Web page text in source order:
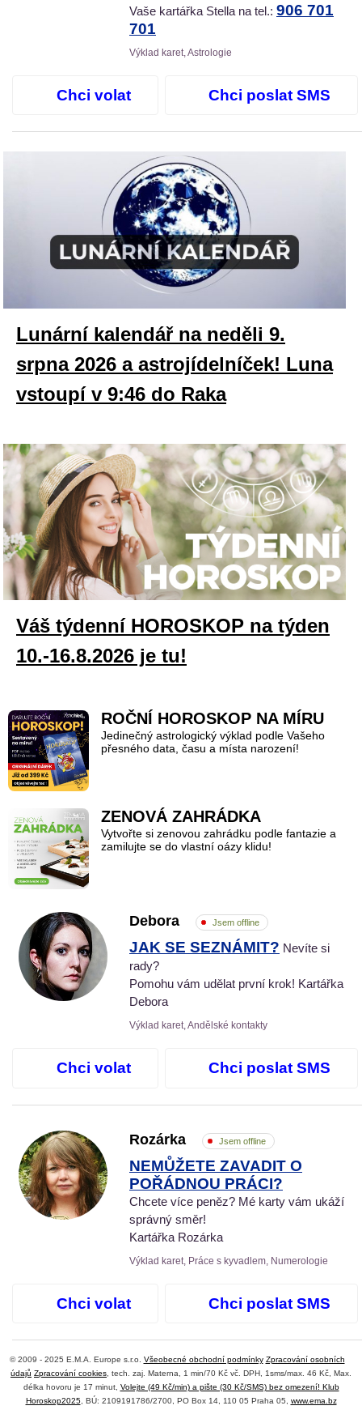
Vaše kartářka Stella na tel.: 906 701
701
Výklad karet, Astrologie
Chci volat Chci poslat SMS
Lunární kalendář na neděli 9.
srpna 2026 a astrojídelníček! Luna
vstoupí v 9:46 do Raka
Váš týdenní HOROSKOP na týden
10.-16.8.2026 je tu!
ROČNÍ HOROSKOP NA MÍRU
Jedinečný astrologický výklad podle Vašeho
přesného data, času a místa narození!
ZENOVÁ ZAHRÁDKA
Vytvořte si zenovou zahrádku podle fantazie a
zamilujte se do vlastní oázy klidu!
Debora Jsem offline
JAK SE SEZNÁMIT? Nevíte si
rady?
Pomohu vám udělat první krok! Kartářka
Debora
Výklad karet, Andělské kontakty
Chci volat Chci poslat SMS
Rozárka Jsem offline
NEMŮŽETE ZAVADIT O
POŘÁDNOU PRÁCI?
Chcete více peněz? Mé karty vám ukáží
správný směr!
Kartářka Rozárka
Výklad karet, Práce s kyvadlem, Numerologie
Chci volat Chci poslat SMS
© 2009 - 2025 E.M.A. Europe s.r.o. Všeobecné obchodní podmínky Zpracování osobních
údajů Zpracování cookies , tech. zaj. Materna, 1 min/70 Kč vč. DPH, 1sms/max. 46 Kč, Max.
délka hovoru je 17 minut, Volejte (49 Kč/min) a pište (30 Kč/SMS) bez omezení! Klub
Horoskop2025, BÚ: 2109191786/2700, PO Box 14, 110 05 Praha 05, www.ema.bz